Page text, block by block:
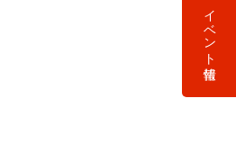
イベント情報